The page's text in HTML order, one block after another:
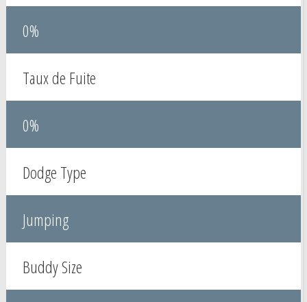
0%
Taux de Fuite
0%
Dodge Type
Jumping
Buddy Size